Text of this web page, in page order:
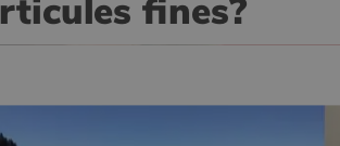
fines?